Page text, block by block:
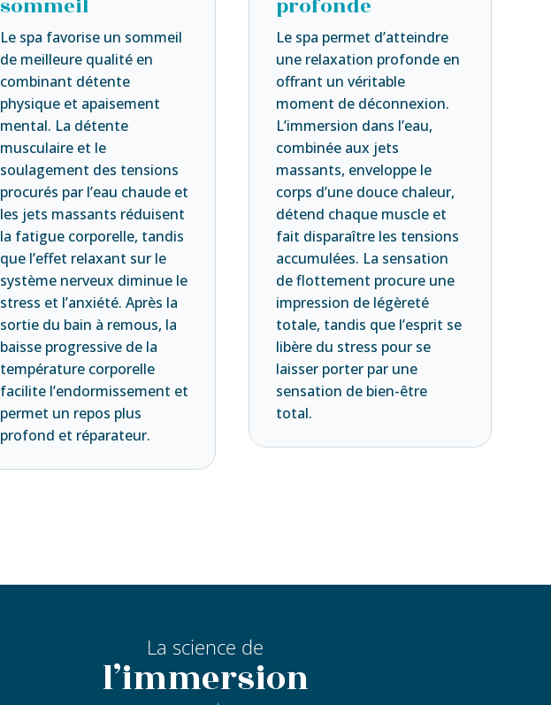
Le spa favorise un sommeil
de meilleure qualité en
combinant détente
physique et apaisement
mental. La détente
musculaire et le
soulagement des tensions
procurés par l’eau chaude et
les jets massants réduisent
la fatigue corporelle, tandis
que l’effet relaxant sur le
système nerveux diminue le
stress et l’anxiété. Après la
sortie du bain à remous, la
baisse progressive de la
température corporelle
facilite l’endormissement et
permet un repos plus
profond et réparateur.
Le spa permet d’atteindre
une relaxation profonde en
offrant un véritable
moment de déconnexion.
L’immersion dans l’eau,
combinée aux jets
massants, enveloppe le
corps d’une douce chaleur,
détend chaque muscle et
fait disparaître les tensions
accumulées. La sensation
de flottement procure une
impression de légèreté
totale, tandis que l’esprit se
libère du stress pour se
laisser porter par une
sensation de bien-être
total.
La science de
l’immersion